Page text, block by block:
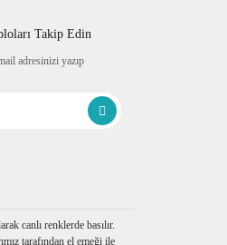
Takip Edin
adresinizi yazıp
canlı renklerde basılır.
tarafından el emeği ile